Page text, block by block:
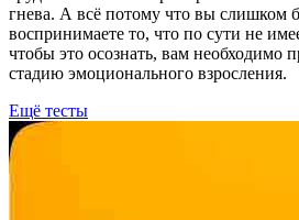
гнева. А всё потому что вы слишком
воспринимаете то, что по сути не
чтобы это осознать, вам необходимо
стадию эмоционального взросления.
Ещё тесты